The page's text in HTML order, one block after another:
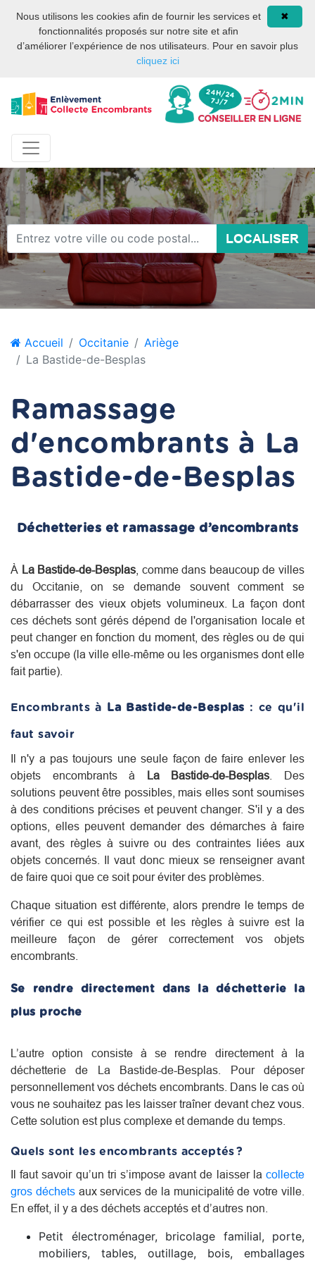
Site internet privé et
indépendant des services
publics ou des services de
la mairie de Paris.
08 93 02 00 17
LOCALISER
Accueil Occitanie
Ariège
La Bastide-de-Besplas
Ramassage
d'encombrants à La
Bastide-de-Besplas
Déchetteries et ramassage d’encombrants
À La Bastide-de-Besplas , comme dans beaucoup de villes
du Occitanie, on se demande souvent comment se
débarrasser des vieux objets volumineux. La façon dont
ces déchets sont gérés dépend de l'organisation locale et
peut changer en fonction du moment, des règles ou de qui
s'en occupe (la ville elle-même ou les organismes dont elle
fait partie).
Encombrants à La Bastide-de-Besplas : ce qu'il
faut savoir
Il n'y a pas toujours une seule façon de faire enlever les
objets encombrants à La Bastide-de-Besplas . Des
solutions peuvent être possibles, mais elles sont soumises
à des conditions précises et peuvent changer. S'il y a des
options, elles peuvent demander des démarches à faire
avant, des règles à suivre ou des contraintes liées aux
objets concernés. Il vaut donc mieux se renseigner avant
de faire quoi que ce soit pour éviter des problèmes.
Chaque situation est différente, alors prendre le temps de
vérifier ce qui est possible et les règles à suivre est la
meilleure façon de gérer correctement vos objets
encombrants.
Se rendre directement dans la déchetterie la
plus proche
L’autre option consiste à se rendre directement à la
déchetterie de La Bastide-de-Besplas. Pour déposer
personnellement vos déchets encombrants. Dans le cas où
vous ne souhaitez pas les laisser traîner devant chez vous.
Cette solution est plus complexe et demande du temps.
Quels sont les encombrants acceptés ?
Il faut savoir qu’un tri s’impose avant de laisser la collecte
gros déchetsaux services de la municipalité de votre ville.
En effet, il y a des déchets acceptés et d’autres non.
Petit électroménager, bricolage familial, porte,
mobiliers, tables, outillage, bois, emballages
✖
Nous utilisons les cookies afin de fournir les services et
fonctionnalités proposés sur notre site et afin
d’améliorer l’expérience de nos utilisateurs. Pour en savoir plus
cliquez ici